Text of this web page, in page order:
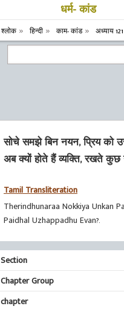
धर्म- कांड
श्लोक हिन्दी काम- कांड अध्याय
सोचे समझे बिन नयन, प्रिय को
अब क्यों होते हैं व्यक्ति, रखते
Tamil Transliteration
Therindhunaraa Nokkiya Unkan
Paidhal Uzhappadhu Evan?.
Section
Chapter Group
chapter